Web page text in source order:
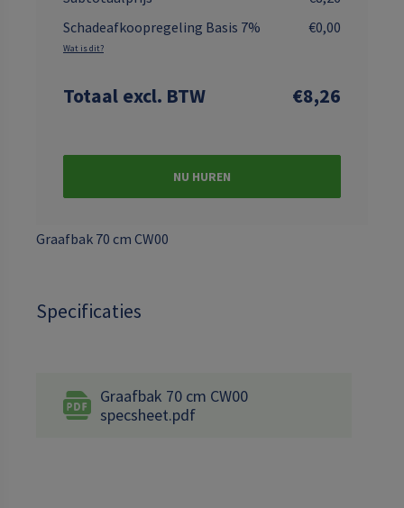
Schadeafkoopregeling Basis 7%
€0,00
Wat is dit?
Totaal excl. BTW €8,26
NU HUREN
Graafbak 70 cm CW00
Specificaties
Graafbak 70 cm CW00
specsheet.pdf